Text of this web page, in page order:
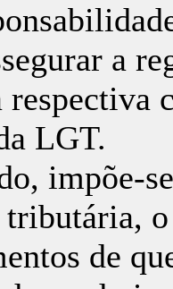
a
respectiva
LGT.
impõe-
de